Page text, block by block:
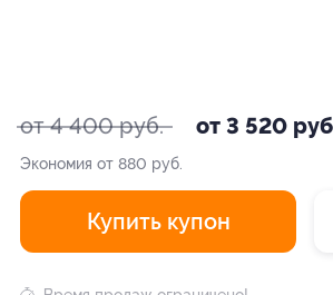
от 4 400 руб. от 3 520
Экономия от 880 руб.
Купить купон